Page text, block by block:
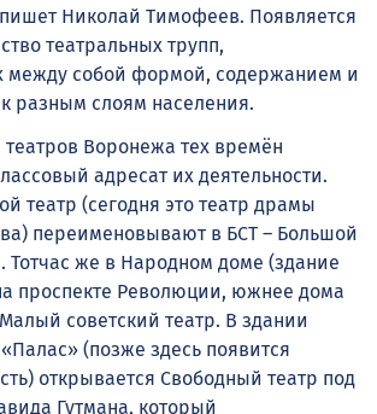
Николай Тимофеев. Появляется
театральных трупп,
между собой формой, содержанием и
разным слоям населения.
Воронежа тех времён
адресат их деятельности.
театр (сегодня это театр драмы
переименовывают в БСТ – Большой
Тотчас же в Народном доме (здание
проспекте Революции, южнее дома
советский театр. В здании
(позже здесь появится
открывается Свободный театр под
Гутмана, который